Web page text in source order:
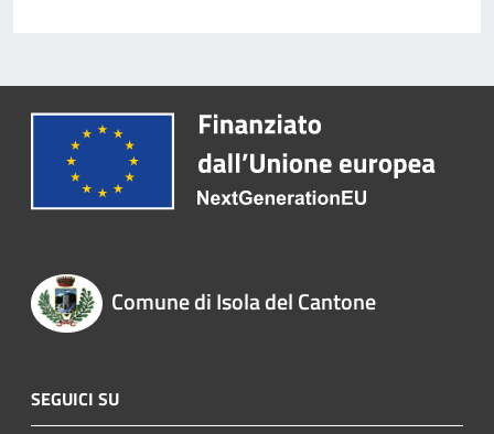
Comune di Isola del Cantone
SEGUICI SU